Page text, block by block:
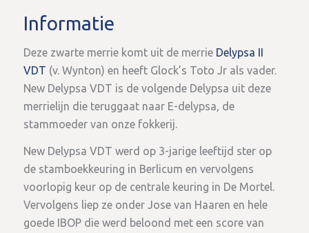
Informatie
Deze zwarte merrie komt uit de merrie Delypsa II
VDT (v. Wynton) en heeft Glock’s Toto Jr als vader.
New Delypsa VDT is de volgende Delypsa uit deze
merrielijn die teruggaat naar E-delypsa, de
stammoeder van onze fokkerij.
New Delypsa VDT werd op 3-jarige leeftijd ster op
de stamboekkeuring in Berlicum en vervolgens
voorlopig keur op de centrale keuring in De Mortel.
Vervolgens liep ze onder Jose van Haaren en hele
goede IBOP die werd beloond met een score van